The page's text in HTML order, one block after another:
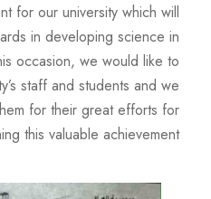
for our university which will
in developing science in
occasion, we would like to
staff and students and we
for their great efforts for
this valuable achievement.